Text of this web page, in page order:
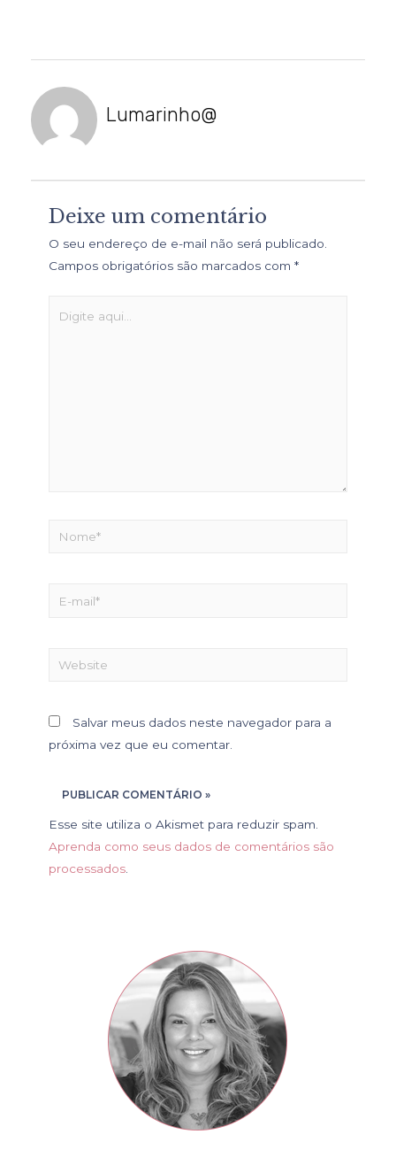
Lumarinho@
Deixe um comentário
O seu endereço de e-mail não será publicado.
Campos obrigatórios são marcados com *
Salvar meus dados neste navegador para a
próxima vez que eu comentar.
Esse site utiliza o Akismet para reduzir spam.
Aprenda como seus dados de comentários são
processados